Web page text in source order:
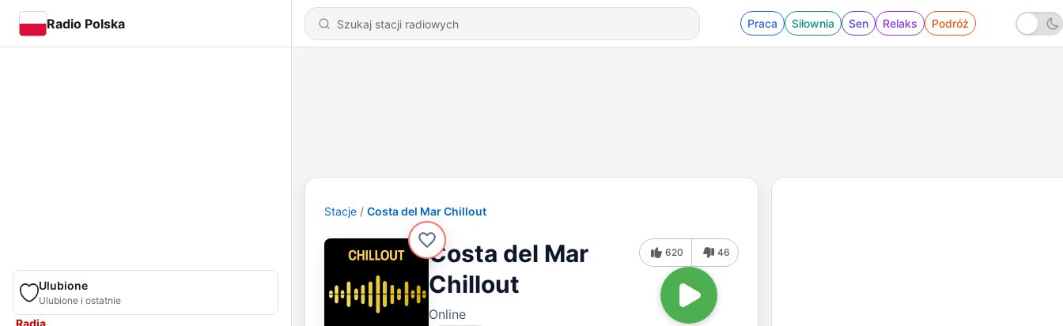
Radio Polska Praca Siłownia Sen Relaks Podróż
Ulubione
Ulubione i ostatnie
Radia
Stacje Costa del Mar Chillout
Costa del Mar
Chillout
Online
620 46